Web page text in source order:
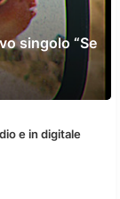
singolo “Se
e in digitale